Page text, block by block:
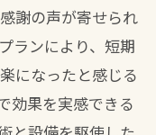
謝の声が寄せられ
ランにより、短期
になったと感じる
効果を実感できる